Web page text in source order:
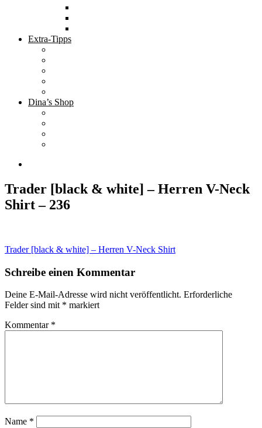
Extra-Tipps
Dina’s Shop
Trader [black & white] – Herren V-Neck
Shirt – 236
Beitragsnavigation
Trader [black & white] – Herren V-Neck Shirt
Schreibe einen Kommentar
Deine E-Mail-Adresse wird nicht veröffentlicht. Erforderliche
Felder sind mit * markiert
Kommentar *
Name *